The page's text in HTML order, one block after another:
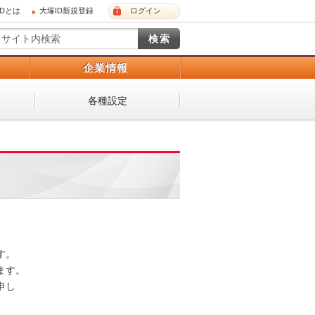
とは 大塚ID新規登録 ログイン
企業情報
各種設定
。
す。
し